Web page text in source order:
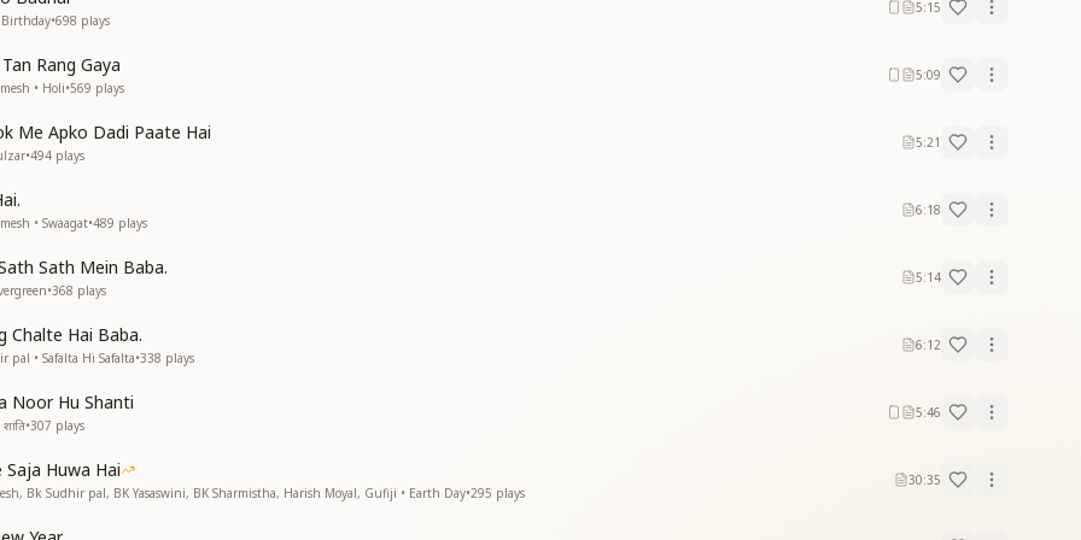
तेरे साथ है
रहा
है
वरदान है
भला हो जायेगा
Birthday•698 plays
5:15
Rang Gaya
• Holi•569 plays
5:09
Me Apko Dadi Paate Hai
•494 plays
5:21
• Swaagat•489 plays
6:18
Sath Mein Baba.
•368 plays
5:14
Chalte Hai Baba.
pal • Safalta Hi Safalta•338 plays
6:12
Noor Hu Shanti
•307 plays
5:46
Saja Huwa Hai
Bk Sudhir pal, BK Yasaswini, BK Sharmistha, Harish Moyal, Gufiji • Earth Day•295 plays
30:35